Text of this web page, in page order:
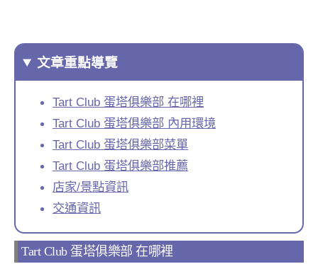
文章重點導覽
Tart Club 蛋塔俱樂部 在哪裡
Tart Club 蛋塔俱樂部 內用環境
Tart Club 蛋塔俱樂部菜單
Tart Club 蛋塔俱樂部推薦
店家/景點資訊
交通資訊
Tart Club 蛋塔俱樂部 在哪裡